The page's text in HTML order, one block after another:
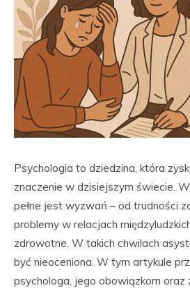
Psychologia to dziedzina, która
znaczenie w dzisiejszym świecie.
pełne jest wyzwań – od trudności
problemy w relacjach
zdrowotne. W takich chwilach
być nieoceniona. W tym artykule
psychologa, jego obowiązkom oraz